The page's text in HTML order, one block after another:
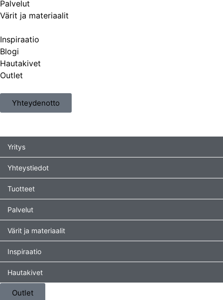
Palvelut
Värit ja materiaalit
Inspiraatio
Blogi
Hautakivet
Outlet
Yhteydenotto
Yritys
Yhteystiedot
Tuotteet
Palvelut
Värit ja materiaalit
Inspiraatio
Hautakivet
Outlet